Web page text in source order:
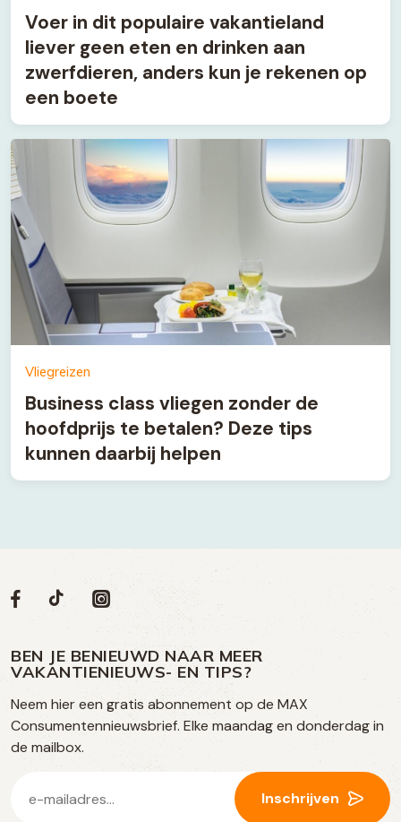
Voer in dit populaire vakantieland
liever geen eten en drinken aan
zwerfdieren, anders kun je rekenen op
een boete
Vliegreizen
Business class vliegen zonder de
hoofdprijs te betalen? Deze tips
kunnen daarbij helpen
Volg
op
social
media
Social
Volg
op
Facebook
Volg
op
TikTok
Volg
op
Instagram
BEN JE BENIEUWD NAAR MEER
VAKANTIENIEUWS- EN TIPS?
Neem hier een gratis abonnement op de MAX
Consumentennieuwsbrief. Elke maandag en donderdag in
de mailbox.
mailadres
Inschrijven